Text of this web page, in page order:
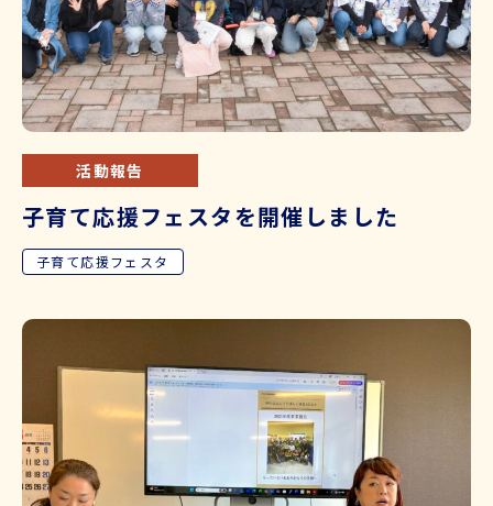
活動報告
子育て応援フェスタを開催しました
子育て応援フェスタ